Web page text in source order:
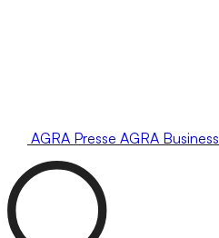
AGRA Presse AGRA Business